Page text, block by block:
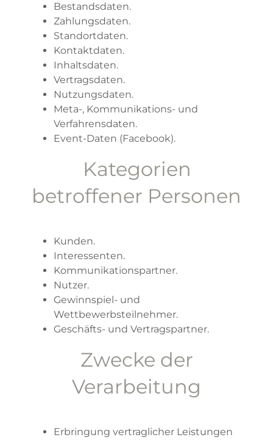
Bestandsdaten.
Zahlungsdaten.
Standortdaten.
Kontaktdaten.
Inhaltsdaten.
Vertragsdaten.
Nutzungsdaten.
Meta-, Kommunikations- und
Verfahrensdaten.
Event-Daten (Facebook).
Kategorien
betroffener Personen
Kunden.
Interessenten.
Kommunikationspartner.
Nutzer.
Gewinnspiel- und
Wettbewerbsteilnehmer.
Geschäfts- und Vertragspartner.
Zwecke der
Verarbeitung
Erbringung vertraglicher Leistungen